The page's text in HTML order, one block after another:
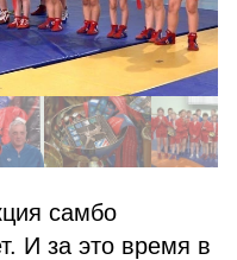
самбо
И за это время в